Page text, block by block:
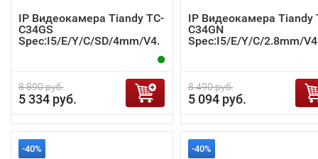
IP Видеокамера Tiandy TC-
C34GS
Spec:I5/E/Y/C/SD/4mm/V4.
8 890 руб.
5 334 руб.
IP Видеокамера Tiandy
C34GN
Spec:I5/E/Y/C/2.8mm/
8 490 руб.
5 094 руб.
-40% -40%